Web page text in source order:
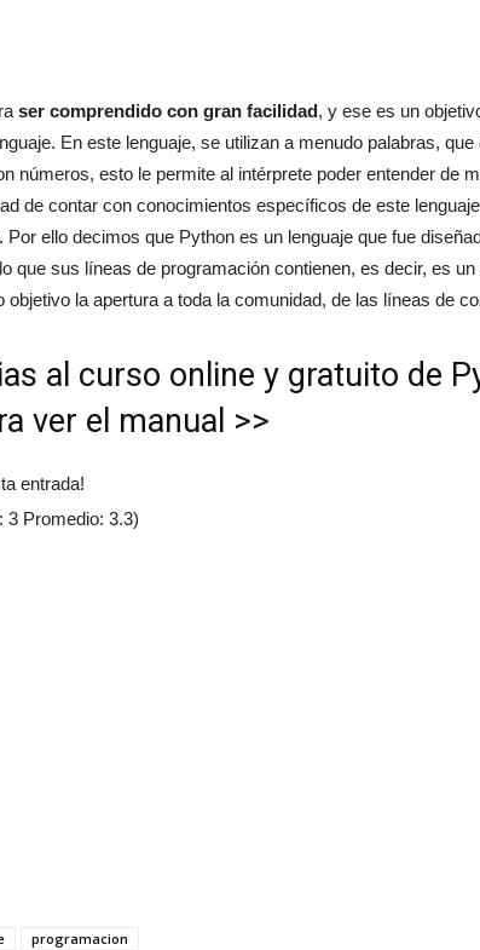
ser comprendido con gran facilidad, y ese es un
En este lenguaje, se utilizan a menudo palabras,
números, esto le permite al intérprete poder entender de
de contar con conocimientos específicos de este
Por ello decimos que Python es un lenguaje que fue
que sus líneas de programación contienen, es decir, es
objetivo la apertura a toda la comunidad, de las líneas de
al curso online y gratuito de
ver el manual >>
entrada!
3 Promedio: 3.3)
programacion